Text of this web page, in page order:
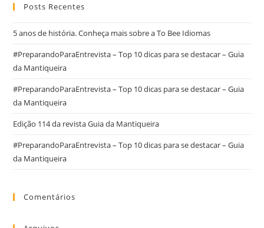
Posts Recentes
5 anos de história. Conheça mais sobre a To Bee Idiomas
#PreparandoParaEntrevista – Top 10 dicas para se destacar – Guia
da Mantiqueira
#PreparandoParaEntrevista – Top 10 dicas para se destacar – Guia
da Mantiqueira
Edição 114 da revista Guia da Mantiqueira
#PreparandoParaEntrevista – Top 10 dicas para se destacar – Guia
da Mantiqueira
Comentários